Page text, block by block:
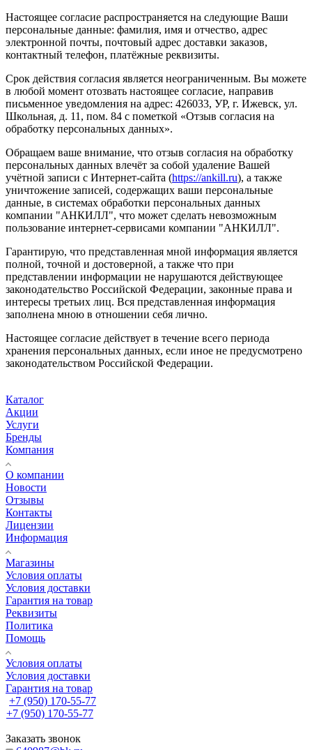
Настоящее согласие распространяется на следующие Ваши
персональные данные: фамилия, имя и отчество, адрес
электронной почты, почтовый адрес доставки заказов,
контактный телефон, платёжные реквизиты.
Срок действия согласия является неограниченным. Вы можете
в любой момент отозвать настоящее согласие, направив
письменное уведомления на адрес: 426033, УР, г. Ижевск, ул.
Школьная, д. 11, пом. 84 с пометкой «Отзыв согласия на
обработку персональных данных».
Обращаем ваше внимание, что отзыв согласия на обработку
персональных данных влечёт за собой удаление Вашей
учётной записи с Интернет-сайта (https://ankill.ru), а также
уничтожение записей, содержащих ваши персональные
данные, в системах обработки персональных данных
компании "АНКИЛЛ", что может сделать невозможным
пользование интернет-сервисами компании "АНКИЛЛ".
Гарантирую, что представленная мной информация является
полной, точной и достоверной, а также что при
представлении информации не нарушаются действующее
законодательство Российской Федерации, законные права и
интересы третьих лиц. Вся представленная информация
заполнена мною в отношении себя лично.
Настоящее согласие действует в течение всего периода
хранения персональных данных, если иное не предусмотрено
законодательством Российской Федерации.
Каталог
Акции
Услуги
Бренды
Компания
О компании
Новости
Отзывы
Контакты
Лицензии
Информация
Магазины
Условия оплаты
Условия доставки
Гарантия на товар
Реквизиты
Политика
Помощь
Условия оплаты
Условия доставки
Гарантия на товар
+7 (950) 170-55-77
+7 (950) 170-55-77
Заказать звонок